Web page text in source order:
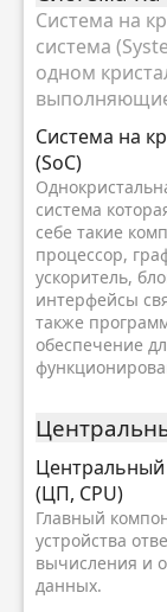
Система на
система
одном
Система на
(SoC)
система
себе такие
процессор,
ускоритель,
интерфейсы
также
обеспечение
(ЦП, CPU)
Главный
устройства
вычисления и
данных.